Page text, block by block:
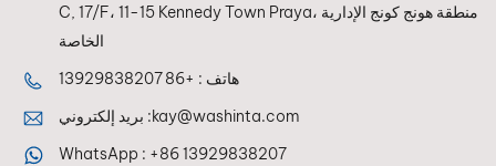
C, 17/F، 11-15 Kennedy Town Praya، منطقة هونج كونج الإدارية
الخاصة
هاتف : +86 13929838207
بريد إلكتروني :kay@washinta.com
WhatsApp : +86 13929838207